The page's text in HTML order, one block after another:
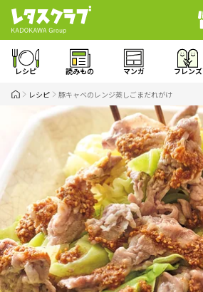
レシピ 読みもの マンガ フレンズ
レシピ 豚キャベのレンジ蒸しごまだれがけ